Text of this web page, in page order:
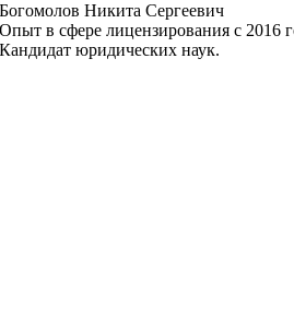
Богомолов Никита Сергеевич
Опыт в сфере лицензирования с 2016
Кандидат юридических наук.